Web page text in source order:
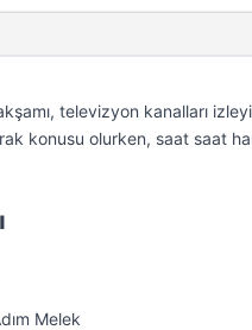
televizyon kanalları
konusu olurken, saat saat
Melek